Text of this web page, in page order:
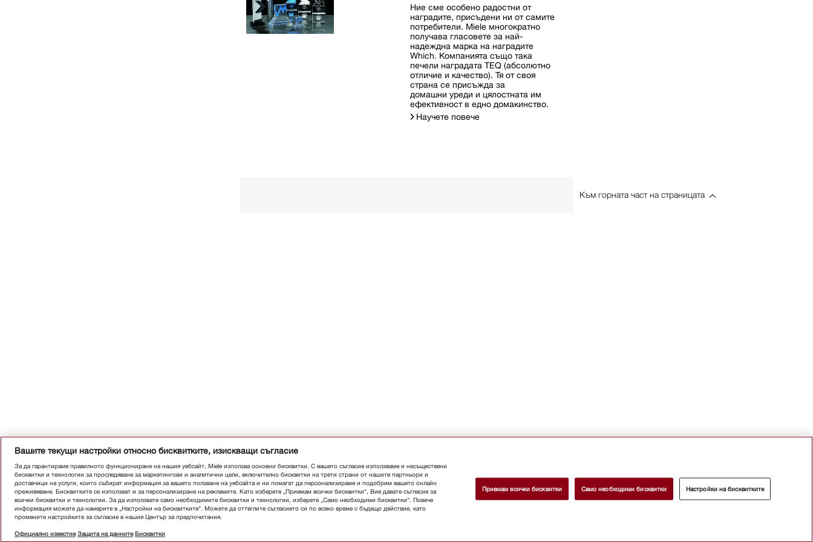
Ние сме особено радостни от
наградите, присъдени ни от самите
потребители. Miele многократно
получава гласовете за най-
надеждна марка на наградите
Which. Компанията също така
печели наградата TEQ (абсолютно
отличие и качество). Тя от своя
страна се присъжда за
домашни уреди и цялостната им
ефективност в едно домакинство.
Научете повече
Към горната част на страницата
Вашите текущи настройки относно бисквитките, изискващи съгласие
За да гарантираме правилното функциониране на нашия уебсайт, Miele използва основни бисквитки. С вашето съгласие използваме и несъществени
бисквитки и технологии за проследяване за маркетингови и аналитични цели, включително бисквитки на трети страни от нашите партньори и
доставчици на услуги, които събират информация за вашето ползване на уебсайта и ни помагат да персонализираме и подобрим вашето онлайн
преживяване. Бисквитките се използват и за персонализиране на рекламите. Като изберете „Приемам всички бисквитки“, Вие давате съгласие за
всички бисквитки и технологии. За да използвате само необходимите бисквитки и технологии, изберете „Само необходими бисквитки“. Повече
информация можете да намерите в „Настройки на бисквитките“. Можете да оттеглите съгласието си по всяко време с бъдещо действие, като
промените настройките за съгласие в нашия Център за предпочитания.
Официално известие Защита на данните Бисквитки
Приемам всички бисквитки Само необходими бисквитки Настройки на бисквитките